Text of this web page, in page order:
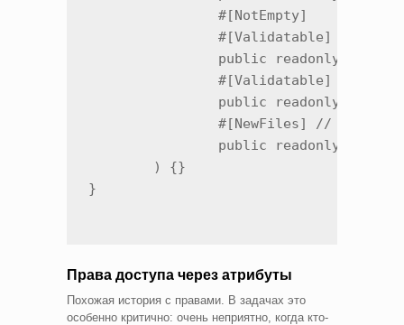
}
Права доступа через атрибуты
Похожая история с правами. В задачах это
особенно критично: очень неприятно, когда кто-